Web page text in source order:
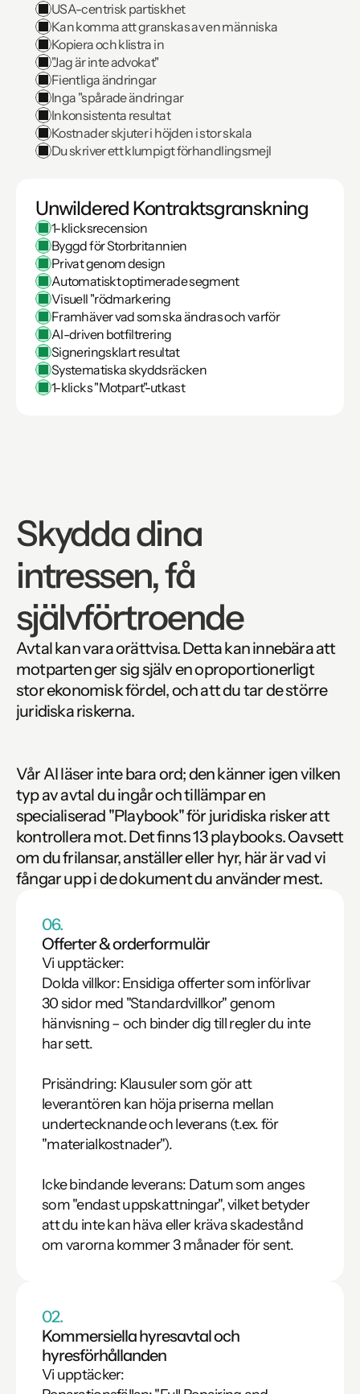
USA-centrisk partiskhet
Kan komma att granskas av en människa
Kopiera och klistra in
"Jag är inte advokat"
Fientliga ändringar
Inga "spårade ändringar
Inkonsistenta resultat
Kostnader skjuter i höjden i stor skala
Du skriver ett klumpigt förhandlingsmejl
Unwildered Kontraktsgranskning
1-klicksrecension
Byggd för Storbritannien
Privat genom design
Automatiskt optimerade segment
Visuell "rödmarkering
Framhäver vad som ska ändras och varför
AI-driven botfiltrering
Signeringsklart resultat
Systematiska skyddsräcken
1-klicks "Motpart"-utkast
Skydda dina
intressen, få
självförtroende
Avtal kan vara orättvisa. Detta kan innebära att
motparten ger sig själv en oproportionerligt
stor ekonomisk fördel, och att du tar de större
juridiska riskerna.
Vår AI läser inte bara ord; den känner igen vilken
typ av avtal du ingår och tillämpar en
specialiserad "Playbook" för juridiska risker att
kontrollera mot. Det finns 13 playbooks. Oavsett
om du frilansar, anställer eller hyr, här är vad vi
fångar upp i de dokument du använder mest.
06.
Offerter & orderformulär
Vi upptäcker:
Dolda villkor: Ensidiga offerter som införlivar
30 sidor med "Standardvillkor" genom
hänvisning – och binder dig till regler du inte
har sett.
Prisändring: Klausuler som gör att
leverantören kan höja priserna mellan
undertecknande och leverans (t.ex. för
"materialkostnader").
Icke bindande leverans: Datum som anges
som "endast uppskattningar", vilket betyder
att du inte kan häva eller kräva skadestånd
om varorna kommer 3 månader för sent.
02.
Kommersiella hyresavtal och
hyresförhållanden
Vi upptäcker: